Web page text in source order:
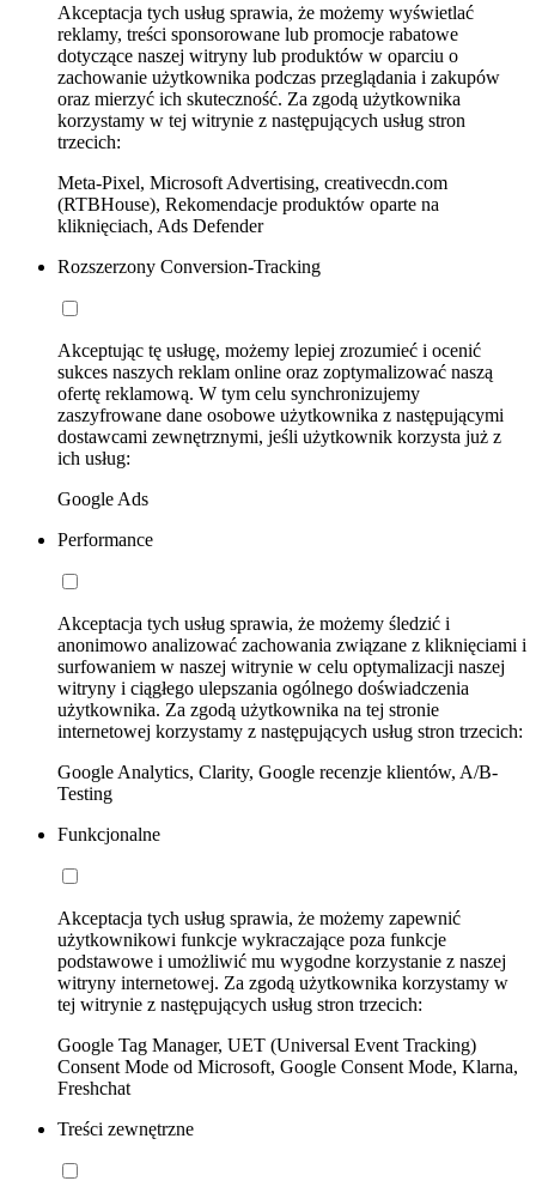
Akceptacja tych usług sprawia, że możemy wyświetlać
reklamy, treści sponsorowane lub promocje rabatowe
dotyczące naszej witryny lub produktów w oparciu o
zachowanie użytkownika podczas przeglądania i zakupów
oraz mierzyć ich skuteczność. Za zgodą użytkownika
korzystamy w tej witrynie z następujących usług stron
trzecich:
Meta-Pixel, Microsoft Advertising, creativecdn.com
(RTBHouse), Rekomendacje produktów oparte na
kliknięciach, Ads Defender
Rozszerzony Conversion-Tracking
Akceptując tę usługę, możemy lepiej zrozumieć i ocenić
sukces naszych reklam online oraz zoptymalizować naszą
ofertę reklamową. W tym celu synchronizujemy
zaszyfrowane dane osobowe użytkownika z następującymi
dostawcami zewnętrznymi, jeśli użytkownik korzysta już z
ich usług:
Google Ads
Performance
Akceptacja tych usług sprawia, że możemy śledzić i
anonimowo analizować zachowania związane z kliknięciami i
surfowaniem w naszej witrynie w celu optymalizacji naszej
witryny i ciągłego ulepszania ogólnego doświadczenia
użytkownika. Za zgodą użytkownika na tej stronie
internetowej korzystamy z następujących usług stron trzecich:
Google Analytics, Clarity, Google recenzje klientów, A/B-
Testing
Funkcjonalne
Akceptacja tych usług sprawia, że możemy zapewnić
użytkownikowi funkcje wykraczające poza funkcje
podstawowe i umożliwić mu wygodne korzystanie z naszej
witryny internetowej. Za zgodą użytkownika korzystamy w
tej witrynie z następujących usług stron trzecich:
Google Tag Manager, UET (Universal Event Tracking)
Consent Mode od Microsoft, Google Consent Mode, Klarna,
Freshchat
Treści zewnętrzne